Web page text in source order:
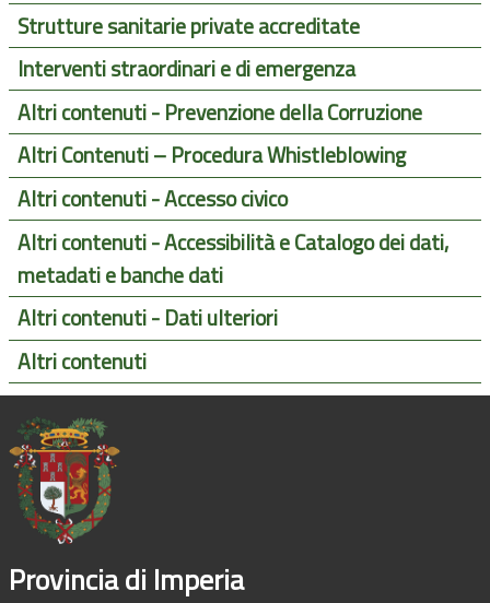
Strutture sanitarie private accreditate
Interventi straordinari e di emergenza
Altri contenuti - Prevenzione della Corruzione
Altri Contenuti – Procedura Whistleblowing
Altri contenuti - Accesso civico
Altri contenuti - Accessibilità e Catalogo dei dati,
metadati e banche dati
Altri contenuti - Dati ulteriori
Altri contenuti
Provincia di Imperia